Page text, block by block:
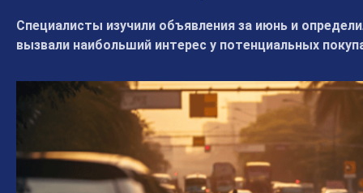
Специалисты изучили объявления за июнь и
вызвали наибольший интерес у потенциальных